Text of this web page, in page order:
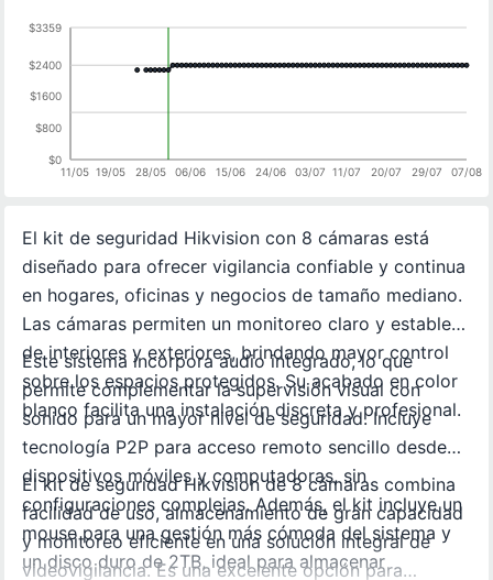
11/05 19/05 28/05 06/06 15/06 24/06 03/07 11/07 20/07 29/07 07/08
$0
$800
$1600
$2400
$3359
El kit de seguridad Hikvision con 8 cámaras está
diseñado para ofrecer vigilancia confiable y continua
en hogares, oficinas y negocios de tamaño mediano.
Las cámaras permiten un monitoreo claro y estable
de interiores y exteriores, brindando mayor control
sobre los espacios protegidos. Su acabado en color
blanco facilita una instalación discreta y profesional.
Este sistema incorpora audio integrado, lo que
permite complementar la supervisión visual con
sonido para un mayor nivel de seguridad. Incluye
tecnología P2P para acceso remoto sencillo desde
dispositivos móviles y computadoras, sin
configuraciones complejas. Además, el kit incluye un
mouse para una gestión más cómoda del sistema y
un disco duro de 2TB, ideal para almacenar
El kit de seguridad Hikvision de 8 cámaras combina
facilidad de uso, almacenamiento de gran capacidad
y monitoreo eficiente en una solución integral de
videovigilancia. Es una excelente opción para